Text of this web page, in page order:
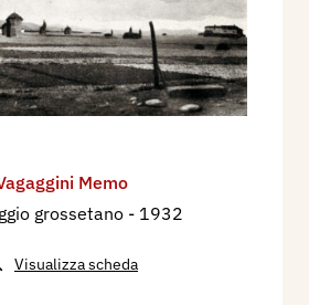
Memo
grossetano - 1932
Visualizza scheda